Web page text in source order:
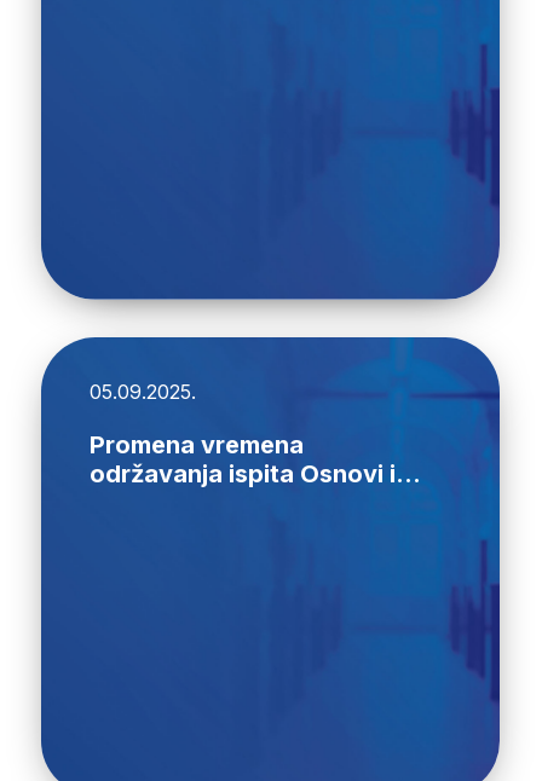
05.09.2025.
Promena vremena
održavanja ispita Osnovi i...